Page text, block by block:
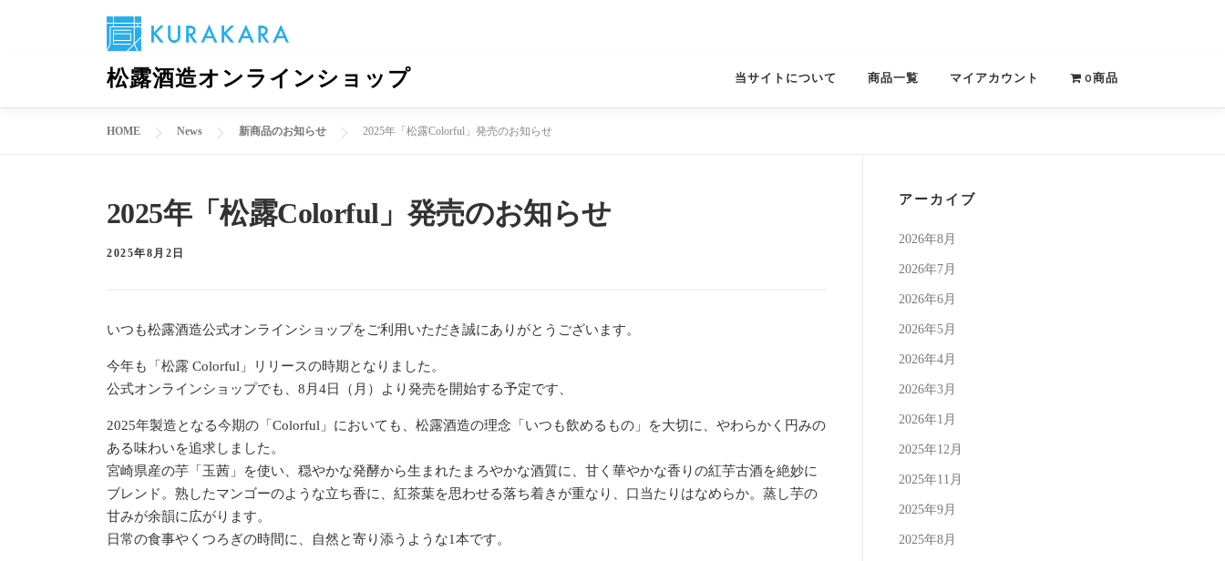
テ
松露酒造オンラインショップ 当サイトについて 商品一覧 マイアカウント 0商品
HOME News 新商品のお知らせ 2025年「松露Colorful」発売のお知らせ
2025年「松露Colorful」発売のお知らせ
2025年8月2日
いつも松露酒造公式オンラインショップをご利用いただき誠にありがとうございます。
今年も「松露 Colorful」リリースの時期となりました。
公式オンラインショップでも、8月4日（月）より発売を開始する予定です、
2025年製造となる今期の「Colorful」においても、松露酒造の理念「いつも飲めるもの」を大切に、やわらかく円みの
ある味わいを追求しました。
宮崎県産の芋「玉茜」を使い、穏やかな発酵から生まれたまろやかな酒質に、甘く華やかな香りの紅芋古酒を絶妙に
ブレンド。熟したマンゴーのような立ち香に、紅茶葉を思わせる落ち着きが重なり、口当たりはなめらか。蒸し芋の
甘みが余韻に広がります。
日常の食事やくつろぎの時間に、自然と寄り添うような1本です。
アーカイブ
2026年8月
2026年7月
2026年6月
2026年5月
2026年4月
2026年3月
2026年1月
2025年12月
2025年11月
2025年9月
2025年8月